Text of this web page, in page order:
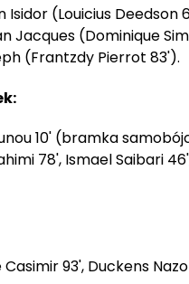
Isidor (Louicius
Jacques (Dominique
(Frantzdy Pierrot 83').
10' (bramka
78', Ismael Saibari
Casimir 93', Duckens